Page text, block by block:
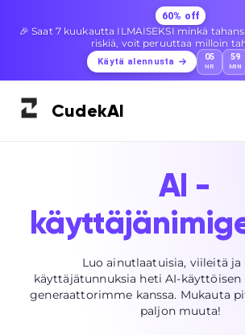
60% off
🎉 Saat 7 kuukautta ILMAISEKSI minkä
riskiä, voit peruuttaa milloin
Käytä alennusta 05
HR
59
MIN
CudekAI
AI -
Luo ainutlaatuisia, viileitä ja
käyttäjätunnuksia heti AI-
generaattorimme kanssa. Mukauta
paljon muuta!